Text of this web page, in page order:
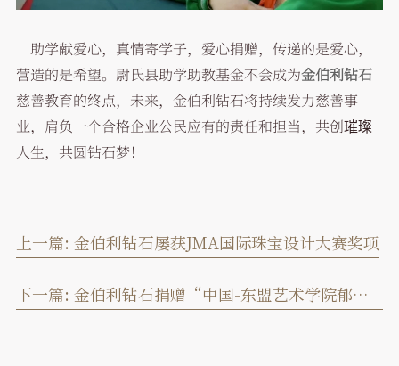
助学献爱心，真情寄学子，爱心捐赠，传递的是爱心，
营造的是希望。尉氏县助学助教基金不会成为金伯利钻石
慈善教育的终点，未来，金伯利钻石将持续发力慈善事
业，肩负一个合格企业公民应有的责任和担当，共创璀璨
人生，共圆钻石梦！
上一篇: 金伯利钻石屡获JMA国际珠宝设计大赛奖项
下一篇: 金伯利钻石捐赠“中国-东盟艺术学院郁钧剑奖学金”500万元